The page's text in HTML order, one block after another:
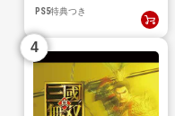
PS5特典つき